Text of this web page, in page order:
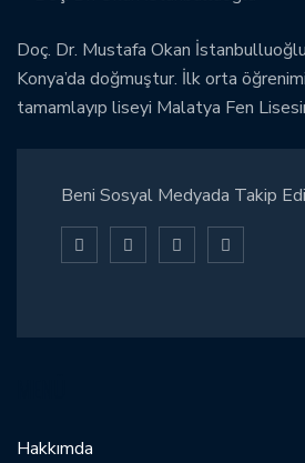
Doç. Dr. Mustafa Okan
Konya’da doğmuştur. İlk orta
tamamlayıp liseyi Malatya Fen
Beni Sosyal Medyada Takip
Hakkımda